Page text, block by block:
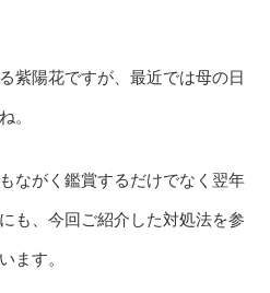
紫陽花ですが、最近では母の日
。
ながく鑑賞するだけでなく翌年
も、今回ご紹介した対処法を参
ます。